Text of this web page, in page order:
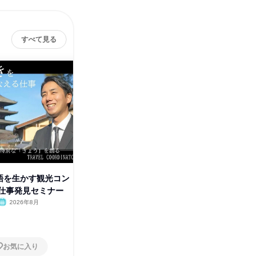
すべて見る
を生かす観光コン
事発見セミナー
2026年8月
お気に入り